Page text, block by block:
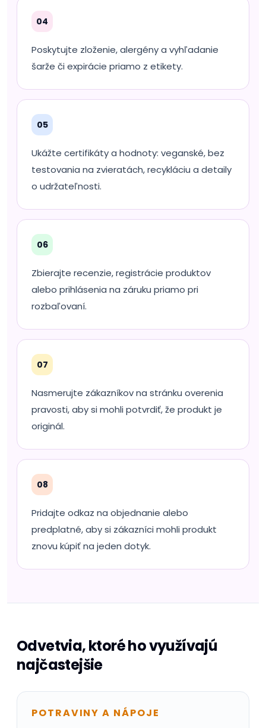
04
Poskytujte zloženie, alergény a vyhľadanie
šarže či expirácie priamo z etikety.
05
Ukážte certifikáty a hodnoty: veganské, bez
testovania na zvieratách, recykláciu a detaily
o udržateľnosti.
06
Zbierajte recenzie, registrácie produktov
alebo prihlásenia na záruku priamo pri
rozbaľovaní.
07
Nasmerujte zákazníkov na stránku overenia
pravosti, aby si mohli potvrdiť, že produkt je
originál.
08
Pridajte odkaz na objednanie alebo
predplatné, aby si zákazníci mohli produkt
znovu kúpiť na jeden dotyk.
Odvetvia, ktoré ho využívajú
najčastejšie
POTRAVINY A NÁPOJE